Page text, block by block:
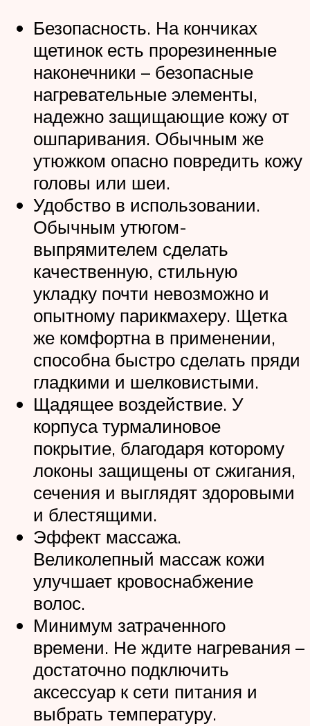
Безопасность. На кончиках
щетинок есть прорезиненные
наконечники – безопасные
нагревательные элементы,
надежно защищающие кожу от
ошпаривания. Обычным же
утюжком опасно повредить кожу
головы или шеи.
Удобство в использовании.
Обычным утюгом-
выпрямителем сделать
качественную, стильную
укладку почти невозможно и
опытному парикмахеру. Щетка
же комфортна в применении,
способна быстро сделать пряди
гладкими и шелковистыми.
Щадящее воздействие. У
корпуса турмалиновое
покрытие, благодаря которому
локоны защищены от сжигания,
сечения и выглядят здоровыми
и блестящими.
Эффект массажа.
Великолепный массаж кожи
улучшает кровоснабжение
волос.
Минимум затраченного
времени. Не ждите нагревания –
достаточно подключить
аксессуар к сети питания и
выбрать температуру.